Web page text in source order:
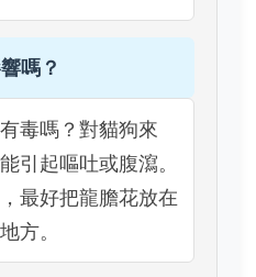
嗎？
毒嗎？對貓狗來
引起嘔吐或腹瀉。
最好把龍膽花放在
方。